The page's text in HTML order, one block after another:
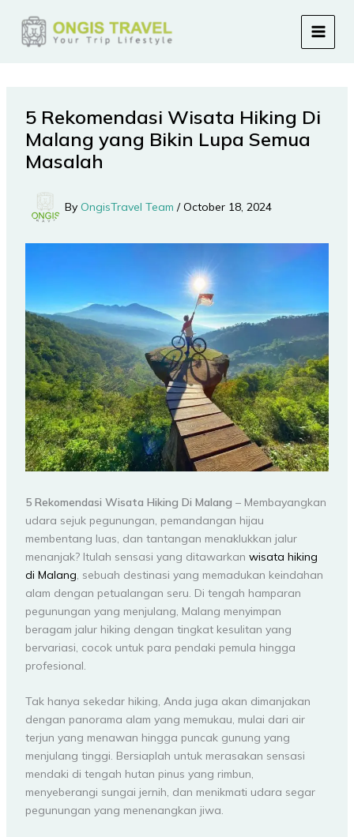
content
5 Rekomendasi Wisata Hiking Di
Malang yang Bikin Lupa Semua
Masalah
By OngisTravel Team /October 18, 2024
5 Rekomendasi Wisata Hiking Di Malang – Membayangkan
udara sejuk pegunungan, pemandangan hijau
membentang luas, dan tantangan menaklukkan jalur
menanjak? Itulah sensasi yang ditawarkan wisata hiking
di Malang, sebuah destinasi yang memadukan keindahan
alam dengan petualangan seru. Di tengah hamparan
pegunungan yang menjulang, Malang menyimpan
beragam jalur hiking dengan tingkat kesulitan yang
bervariasi, cocok untuk para pendaki pemula hingga
profesional.
Tak hanya sekedar hiking, Anda juga akan dimanjakan
dengan panorama alam yang memukau, mulai dari air
terjun yang menawan hingga puncak gunung yang
menjulang tinggi. Bersiaplah untuk merasakan sensasi
mendaki di tengah hutan pinus yang rimbun,
menyeberangi sungai jernih, dan menikmati udara segar
pegunungan yang menenangkan jiwa.